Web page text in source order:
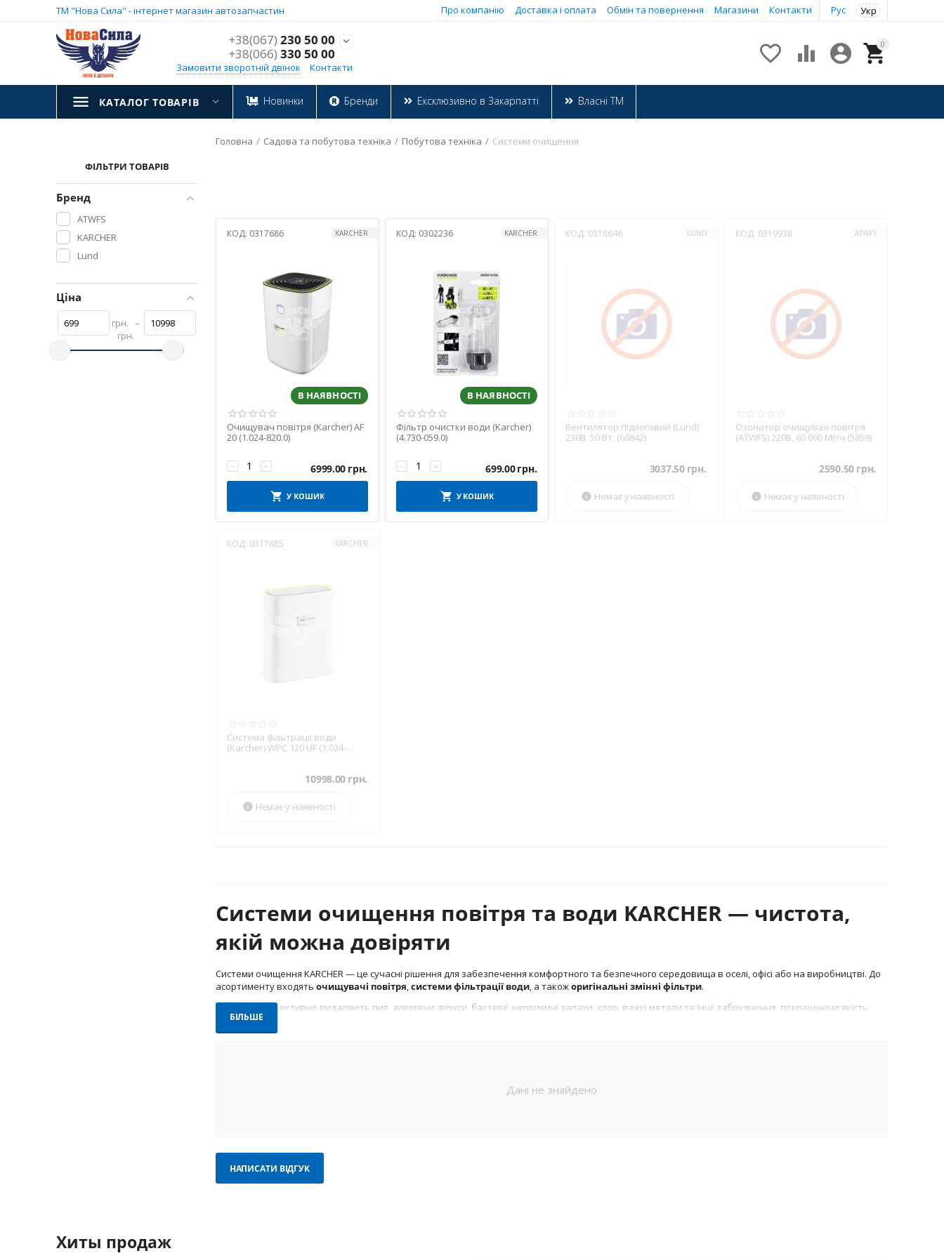
ТМ "Нова Сила" - інтернет магазин автозапчастин Рус Укр
Про компанію Доставка і оплата Обмін та повернення Магазини Контакти
+38(067) 230 50 00
+38(066) 330 50 00

Замовити зворотній двінок Контакти
0


 
КАТАЛОГ ТОВАРІВ Новинки Бренди Ексклюзивно в Закарпатті Власні ТМ
ФІЛЬТРИ ТОВАРІВ
Бренд
ATWFS
KARCHER
Lund
Ціна
грн. –
грн.
Головна / Садова та побутова техніка / Побутова техніка / Системи очищення
КОД: 0317686 KARCHER
В НАЯВНОСТІ
Очищувач повітря (Karcher) AF
20 (1.024-820.0)
+
− 6999.00 грн.
У КОШИК
КОД: 0302236 KARCHER
В НАЯВНОСТІ
Фільтр очистки води (Karcher)
(4.730-059.0)
+
− 699.00грн.
У КОШИК
КОД: 0318646 LUND
Вентилятор підлоговий (Lund)
230В. 50 Вт. (66842)
3037.50 грн.
Немає у наявності

КОД: 0319938 ATWFS
Озонатор очищувач повітря
(ATWFS) 220В, 60 000 Мг/ч (5859)
2590.50 грн.
Немає у наявності

КОД: 0317685 KARCHER
Система фільтрації води
(Karcher) WPC 120 UF (1.024-
10998.00 грн.
Немає у наявності

Системи очищення повітря та води KARCHER — чистота,
якій можна довіряти
Системи очищення KARCHER — це сучасні рішення для забезпечення комфортного та безпечного середовища в оселі, офісі або на виробництві. До
асортименту входять очищувачі повітря системи фільтрації води, а такожоригінальні змінні фільтри.
Ці пристрої ефективно видаляють пил, алергени, віруси, бактерії, неприємні запахи, хлор, важкі метали та інші забруднення, покращуючи якість
повітря та питної води у вашому повсякденному житті.
— компактний, потужний очищувач для приміщень до 20–25 м²
Ідеальне рішення для алергіків та сімей з дітьми
БІЛЬШЕ
Дані не знайдено
НАПИСАТИ ВІДГУК
Хиты продаж